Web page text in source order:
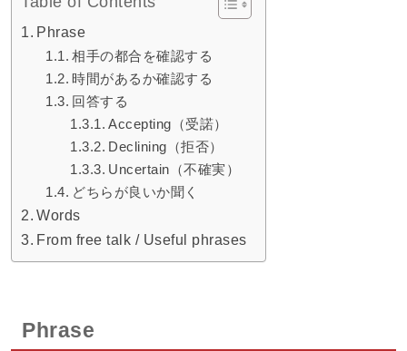
Phrase
相手の都合を確認する
時間があるか確認する
回答する
Accepting（受諾）
Declining（拒否）
Uncertain（不確実）
どちらが良いか聞く
Words
From free talk / Useful phrases
Phrase